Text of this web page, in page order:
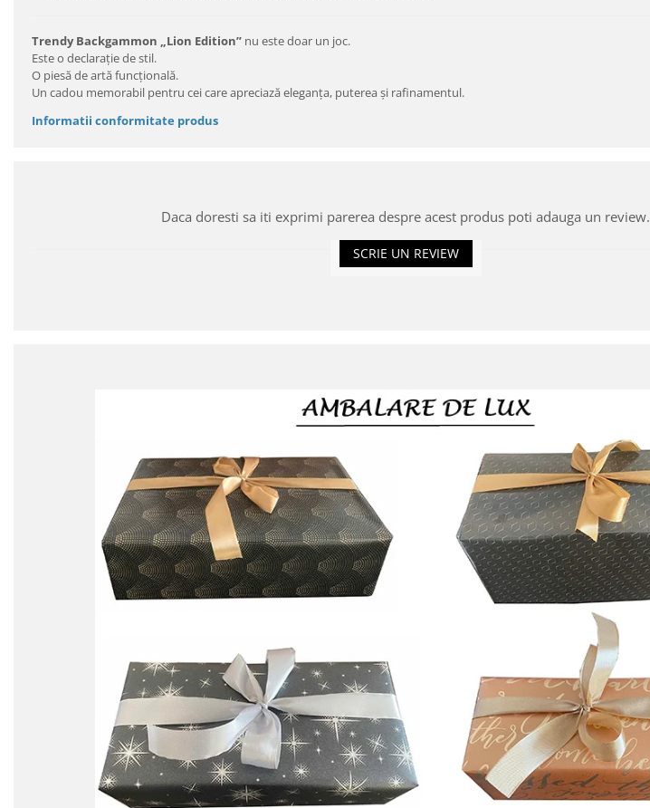
Trendy Backgammon „Lion Edition” nu este doar un joc.
Este o declarație de stil.
O piesă de artă funcțională.
Un cadou memorabil pentru cei care apreciază eleganța, puterea și rafinamentul.
Informatii conformitate produs
Daca doresti sa iti exprimi parerea despre acest produs poti adauga un review.
SCRIE UN REVIEW